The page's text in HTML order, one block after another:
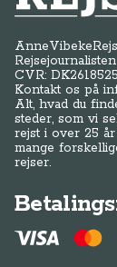
CVR: DK
Kontakt os på
Alt, hvad du
steder, som vi
rejst i over 25
mange
rejser.